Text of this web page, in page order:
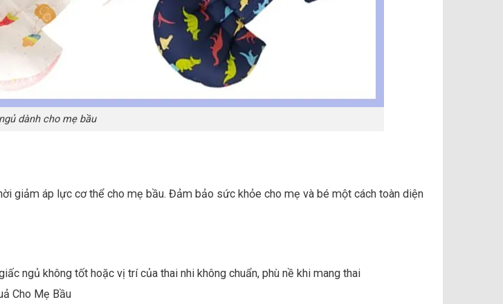
dành cho mẹ bầu
giảm áp lực cơ thể cho mẹ bầu. Đảm bảo sức khỏe cho mẹ và bé một cách toàn diện
ngủ không tốt hoặc vị trí của thai nhi không chuẩn, phù nề khi mang thai
Cho Mẹ Bầu